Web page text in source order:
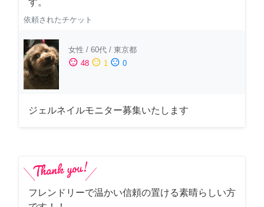
す。
依頼されたチケット
女性 / 60代 / 東京都
sentiment_satisfied 48 sentiment_neutral 1 sentiment_dissatisfied 0
ジェルネイルモニター募集いたします
フレンドリーで温かい信頼の置ける素晴らしい方